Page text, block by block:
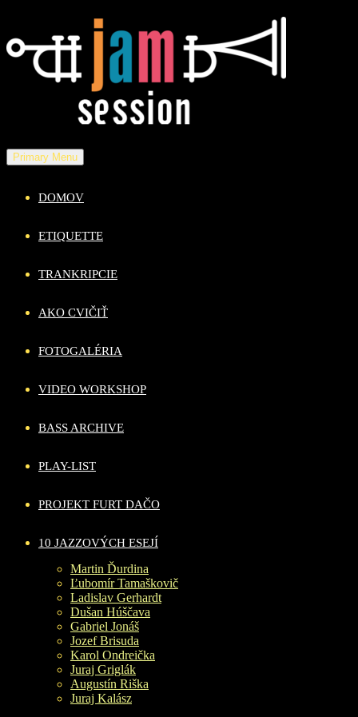
to
content
Primary Menu
DOMOV
ETIQUETTE
TRANKRIPCIE
AKO CVIČIŤ
FOTOGALÉRIA
VIDEO WORKSHOP
BASS ARCHIVE
PLAY-LIST
PROJEKT FURT DAČO
10 JAZZOVÝCH ESEJÍ
Martin Ďurdina
Ľubomír Tamaškovič
Ladislav Gerhardt
Dušan Húščava
Gabriel Jonáš
Jozef Brisuda
Karol Ondreička
Juraj Griglák
Augustín Riška
Juraj Kalász